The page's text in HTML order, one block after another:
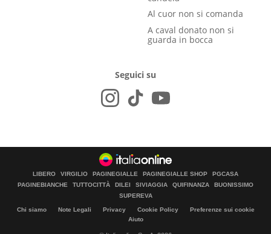
Al cuor non si comanda
A caval donato non si
guarda in bocca
Seguici su
LIBERO VIRGILIO PAGINEGIALLE PAGINEGIALLE SHOP
PGCASA
PAGINEBIANCHE
TUTTOCITTÀ DILEI SIVIAGGIA QUIFINANZA
BUONISSIMO
SUPEREVA
Chi siamo Note Legali Privacy Cookie Policy
Preferenze sui cookie
Aiuto